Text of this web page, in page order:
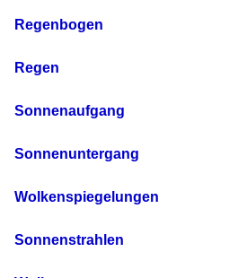
Regenbogen
Regen
Sonnenaufgang
Sonnenuntergang
Wolkenspiegelungen
Sonnenstrahlen